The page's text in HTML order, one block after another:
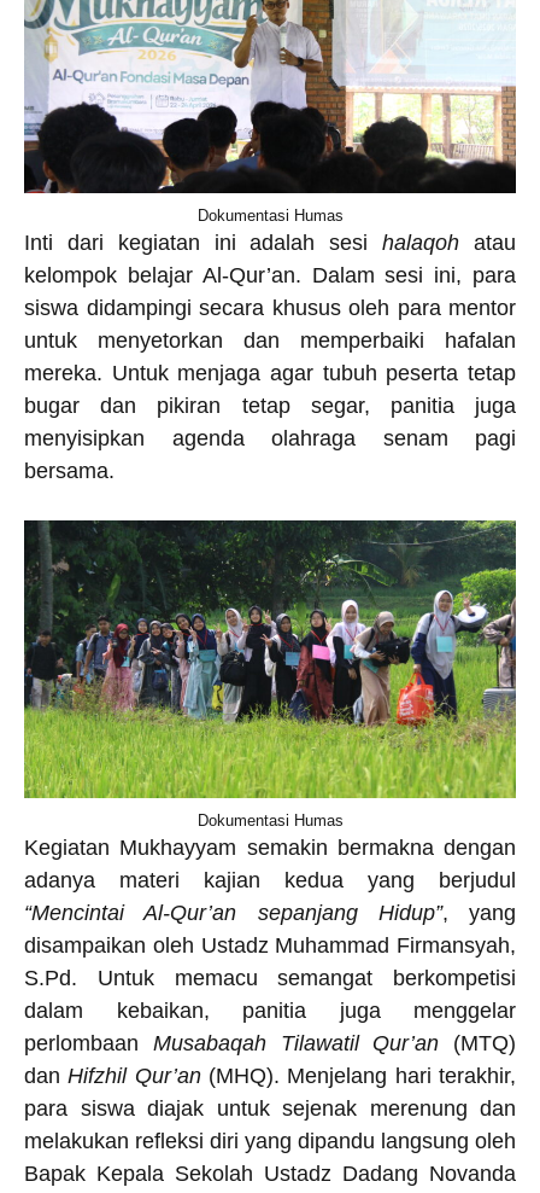
Dokumentasi Humas
Inti dari kegiatan ini adalah sesihalaqoh atau
kelompok belajar Al-Qur’an. Dalam sesi ini, para
siswa didampingi secara khusus oleh para mentor
untuk menyetorkan dan memperbaiki hafalan
mereka. Untuk menjaga agar tubuh peserta tetap
bugar dan pikiran tetap segar, panitia juga
menyisipkan agenda olahraga senam pagi
bersama.
Dokumentasi Humas
Kegiatan Mukhayyam semakin bermakna dengan
adanya materi kajian kedua yang berjudul
“Mencintai Al-Qur’an sepanjang Hidup”, yang
disampaikan oleh Ustadz Muhammad Firmansyah,
S.Pd. Untuk memacu semangat berkompetisi
dalam kebaikan, panitia juga menggelar
perlombaan Musabaqah Tilawatil Qur’an (MTQ)
danHifzhil Qur’an(MHQ). Menjelang hari terakhir,
para siswa diajak untuk sejenak merenung dan
melakukan refleksi diri yang dipandu langsung oleh
Bapak Kepala Sekolah Ustadz Dadang Novanda